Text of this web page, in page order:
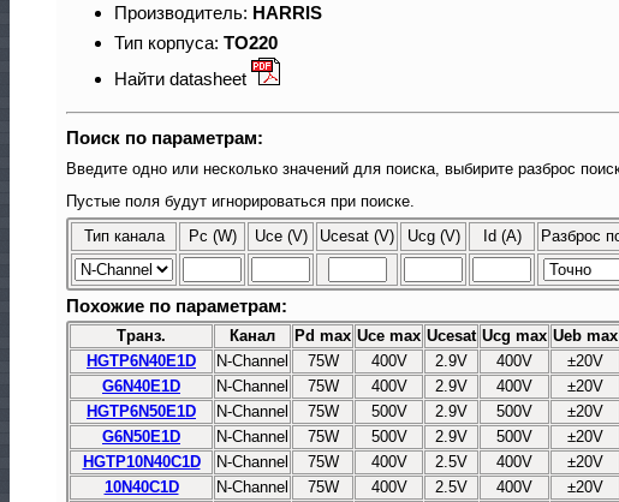
Производитель: HARRIS
Тип корпуса: TO220
Найти datasheet
Поиск по параметрам:
Введите одно или несколько значений для поиска, выбирите разброс
Пустые поля будут игнорироваться при поиске.
Тип канала Pc (W) Uce (V) Ucesat (V) Ucg (V) Id (A) Разброс
Похожие по параметрам:
Транз. Канал Pd max Uce max Ucesat Ucg max Ueb max
HGTP6N40E1D
N-Channel 75W 400V 2.9V 400V ±20V
G6N40E1D
N-Channel 75W 400V 2.9V 400V ±20V
HGTP6N50E1D
N-Channel 75W 500V 2.9V 500V ±20V
G6N50E1D
N-Channel 75W 500V 2.9V 500V ±20V
HGTP10N40C1D
N-Channel 75W 400V 2.5V 400V ±20V
10N40C1D
N-Channel 75W 400V 2.5V 400V ±20V